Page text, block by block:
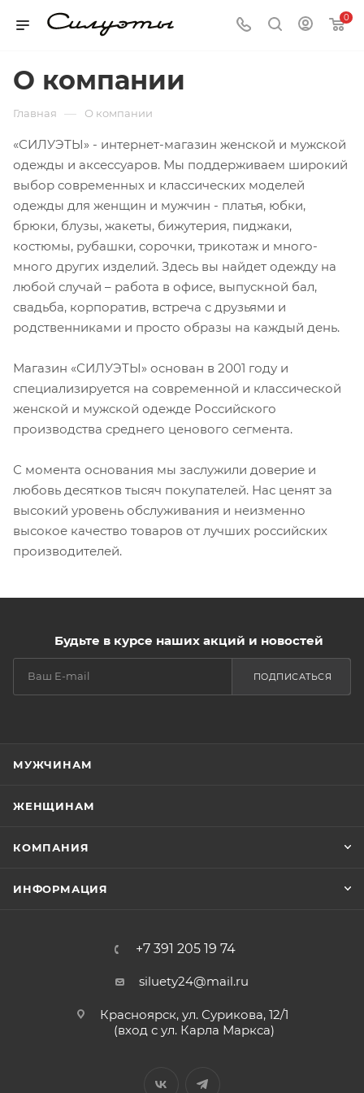
0
О компании
Главная — О компании
«СИЛУЭТЫ» - интернет-магазин женской и мужской
одежды и аксессуаров. Мы поддерживаем широкий
выбор современных и классических моделей
одежды для женщин и мужчин - платья, юбки,
брюки, блузы, жакеты, бижутерия, пиджаки,
костюмы, рубашки, сорочки, трикотаж и много-
много других изделий. Здесь вы найдет одежду на
любой случай – работа в офисе, выпускной бал,
свадьба, корпоратив, встреча с друзьями и
родственниками и просто образы на каждый день.
Магазин «СИЛУЭТЫ» основан в 2001 году и
специализируется на современной и классической
женской и мужской одежде Российского
производства среднего ценового сегмента.
С момента основания мы заслужили доверие и
любовь десятков тысяч покупателей. Нас ценят за
высокий уровень обслуживания и неизменно
высокое качество товаров от лучших российских
производителей.
Будьте в курсе наших акций и новостей
ПОДПИСАТЬСЯ
МУЖЧИНАМ
ЖЕНЩИНАМ
КОМПАНИЯ
ИНФОРМАЦИЯ
+7 391 205 19 74
siluety24@mail.ru
Красноярск, ул. Сурикова, 12/1
(вход с ул. Карла Маркса)